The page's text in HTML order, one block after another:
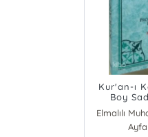
Kur'an-ı
Boy
Elmalılı
Ayfa